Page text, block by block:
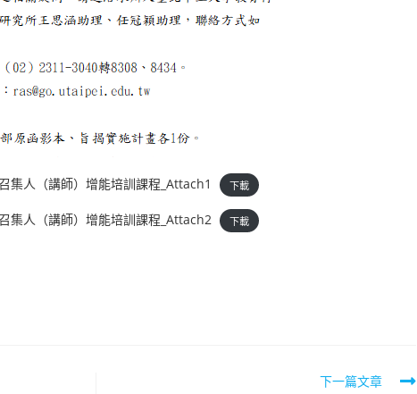
集人（講師）增能培訓課程_Attach1 下載
集人（講師）增能培訓課程_Attach2 下載
下一篇文章